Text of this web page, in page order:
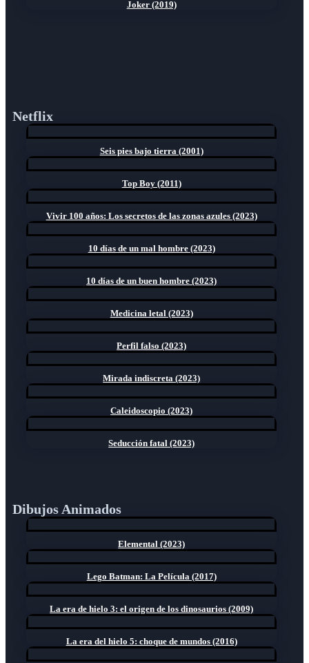
Joker (2019)
Netflix
Seis pies bajo tierra (2001)
Top Boy (2011)
Vivir 100 años: Los secretos de las zonas azules (2023)
10 días de un mal hombre (2023)
10 días de un buen hombre (2023)
Medicina letal (2023)
Perfil falso (2023)
Mirada indiscreta (2023)
Caleidoscopio (2023)
Seducción fatal (2023)
Dibujos Animados
Elemental (2023)
Lego Batman: La Película (2017)
La era de hielo 3: el origen de los dinosaurios (2009)
La era del hielo 5: choque de mundos (2016)